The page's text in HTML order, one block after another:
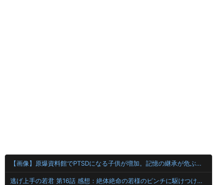
【画像】原爆資料館でPTSDになる子供が増加。記憶の継承が危ぶまれる事態に
逃げ上手の若君 第16話 感想：絶体絶命の若様のピンチに駆けつける信濃仮面！